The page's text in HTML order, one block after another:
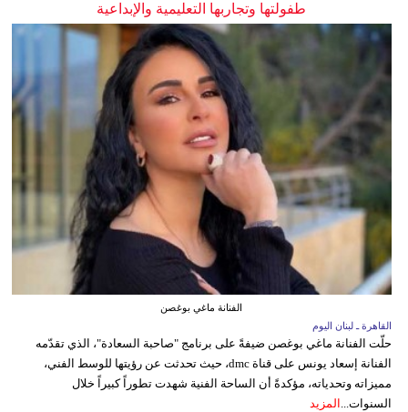
طفولتها وتجاربها التعليمية والإبداعية
الفنانة ماغي بوغصن
القاهرة ـ لبنان اليوم
حلّت الفنانة ماغي بوغصن ضيفةً على برنامج "صاحبة السعادة"، الذي تقدّمه
الفنانة إسعاد يونس على قناة dmc، حيث تحدثت عن رؤيتها للوسط الفني،
مميزاته وتحدياته، مؤكدةً أن الساحة الفنية شهدت تطوراً كبيراً خلال
السنوات... المزيد